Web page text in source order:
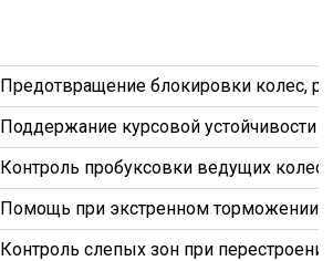
Предотвращение блокировки колес,
Поддержание курсовой устойчивости
Контроль пробуксовки ведущих колес
Помощь при экстренном торможении
Контроль слепых зон при